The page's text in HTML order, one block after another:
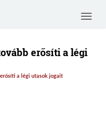
Toggle
erősíti a légi
a légi utasok jogait